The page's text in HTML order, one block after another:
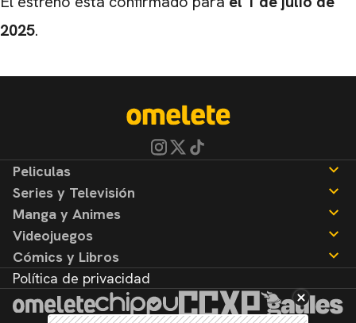
2025.
Peliculas
Noticias
Reseñas
Series y Televisión
Noticias
Reseñas
Manga y Animes
Noticias
Reseñas
Videojuegos
Noticias
Reseñas
Cómics y Libros
Noticias
Reseñas
Política de privacidad